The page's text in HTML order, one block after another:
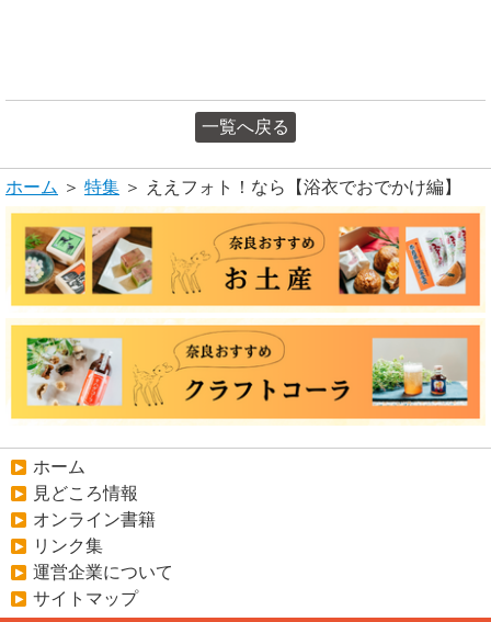
一覧へ戻る
ホーム ＞ 特集 ＞ ええフォト！なら【浴衣でおでかけ編】
ホーム
見どころ情報
オンライン書籍
リンク集
運営企業について
サイトマップ